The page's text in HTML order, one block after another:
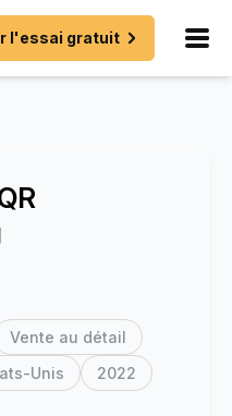
l'essai gratuit
Vente au détail
Unis 2022